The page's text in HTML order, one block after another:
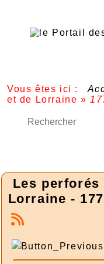
Vous êtes ici :
et de Lorraine »
Les perforés
Lorraine - 177